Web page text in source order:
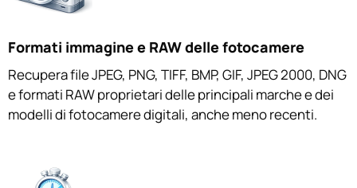
Formati immagine e RAW delle fotocamere
Recupera file JPEG, PNG, TIFF, BMP, GIF, JPEG 2000, DNG
e formati RAW proprietari delle principali marche e dei
modelli di fotocamere digitali, anche meno recenti.